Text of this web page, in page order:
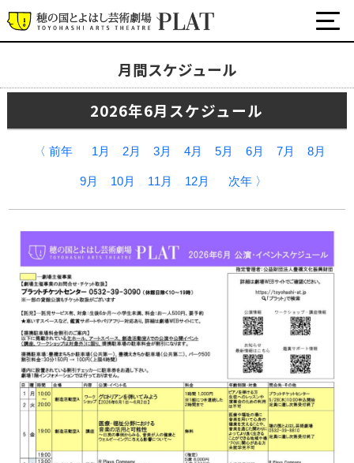
公式SNS
アクセシビリティ/
サービス
会員制度のご案内
月間スケジュール
月間スケジュール
2026年6月スケジュール
〈 前年 1月 2月 3月 4月 5月 6月 7月 8月
9月 10月 11月 12月 次年 〉
月間スケジュール
プラットについて
関連団体・施設